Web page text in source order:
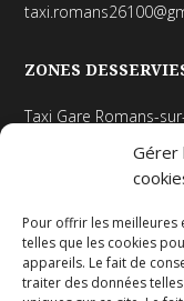
Gérer
Pour offrir les meilleures
telles que les cookies
appareils. Le fait de
traiter des données
ZONES
Taxi Gare Romans-
Taxi Hôpital Romans-
Taxi Valence Gare TGV
Hôpitaux Lyonnais
MENTIONS